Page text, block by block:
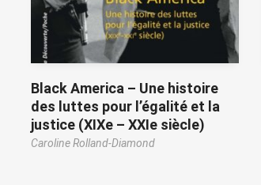
Black America – Une histoire
des luttes pour l’égalité et la
justice (XIXe – XXIe siècle)
Caroline Rolland-Diamond